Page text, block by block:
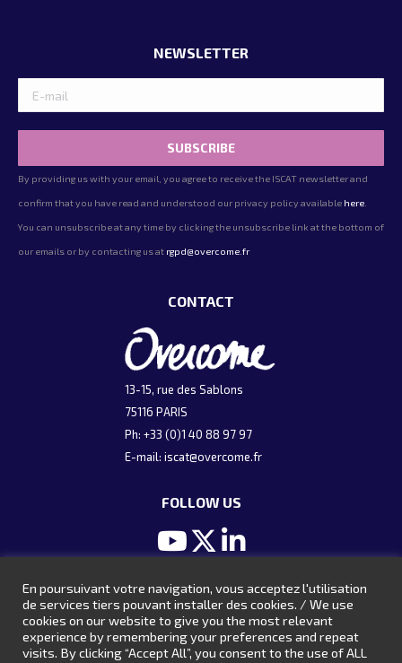
NEWSLETTER
By providing us with your email, you agree to receive the ISCAT newsletter and
confirm that you have read and understood our privacy policy available here
You can unsubscribe at any time by clicking the unsubscribe link at the bottom of
our emails or by contacting us at rgpd@overcome.fr
CONTACT
13-15, rue des Sablons
75116 PARIS
Ph: +33 (0)1 40 88 97 97
E-mail: iscat@overcome.fr
FOLLOW US
ARCHIVES
Presentations 2024
Presentations 2022
En poursuivant votre navigation, vous acceptez l'utilisation
de services tiers pouvant installer des cookies. / We use
cookies on our website to give you the most relevant
experience by remembering your preferences and repeat
visits. By clicking “Accept All”, you consent to the use of ALL